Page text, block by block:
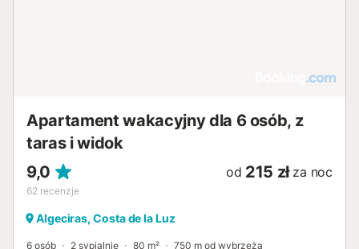
Apartament wakacyjny dla 6 osób, z
taras i widok
9,0
62 recenzje
od 215 zł za noc
Algeciras, Costa de la Luz
6 osób 2 sypialnie 80 m² 750 m od wybrzeża